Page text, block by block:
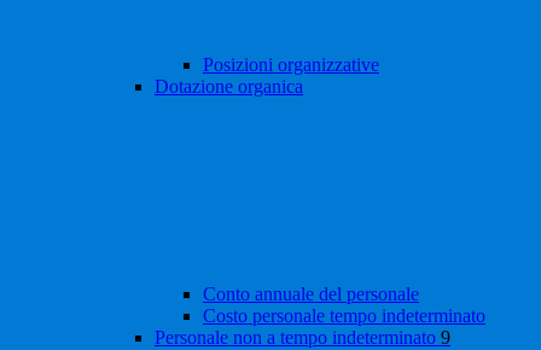
Posizioni organizzative
Dotazione organica
Conto annuale del personale
Costo personale tempo indeterminato
Personale non a tempo indeterminato 9